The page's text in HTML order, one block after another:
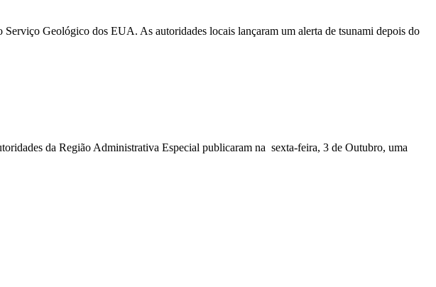
Geológico dos EUA. As autoridades locais lançaram um alerta de tsunami depois do
da Região Administrativa Especial publicaram na sexta-feira, 3 de Outubro, uma